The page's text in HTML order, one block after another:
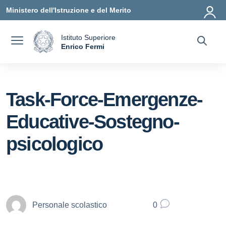
Ministero dell'Istruzione e del Merito
Istituto Superiore
Enrico Fermi
Task-Force-Emergenze-
Educative-Sostegno-
psicologico
Personale scolastico 0